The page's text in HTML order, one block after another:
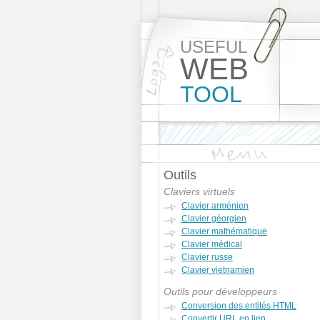
USEFUL
WEB
TOOL
Outils
Claviers virtuels
Clavier arménien
Clavier géorgien
Clavier mathématique
Clavier médical
Clavier russe
Clavier vietnamien
Outils pour développeurs
Conversion des entités HTML